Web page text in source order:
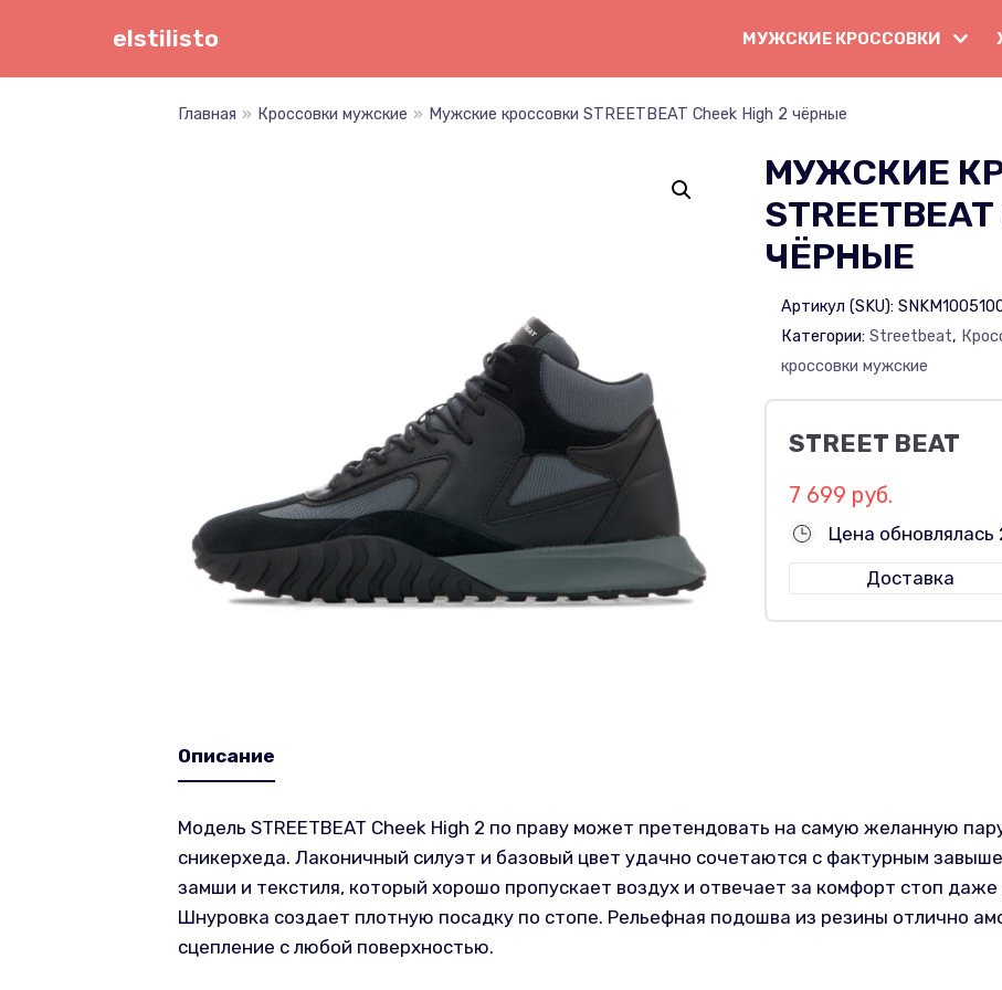
elstilisto МУЖСКИЕ КРОССОВКИ
Главная » Кроссовки мужские » Мужские кроссовки STREETBEAT Cheek High 2 чёрные
МУЖСКИЕ
ЧЁРНЫЕ
Артикул (SKU):
Категории:Streetbeat,
кроссовки мужские
STREET BEAT
7 699 руб.
Цена
Доставка
Описание
Модель STREETBEAT Cheek High 2 по праву может претендовать на самую желанную
сникерхеда. Лаконичный силуэт и базовый цвет удачно сочетаются с фактурным
замши и текстиля, который хорошо пропускает воздух и отвечает за комфорт стоп
Шнуровка создает плотную посадку по стопе. Рельефная подошва из резины отлично
сцепление с любой поверхностью.